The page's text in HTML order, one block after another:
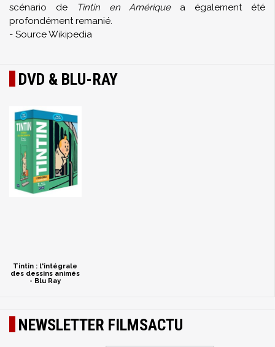
scénario de
Tintin en Amériquea également été
profondément remanié.
- Source Wikipedia
DVD & BLU-RAY
Tintin : l'intégrale
des dessins animés
- Blu Ray
NEWSLETTER FILMSACTU